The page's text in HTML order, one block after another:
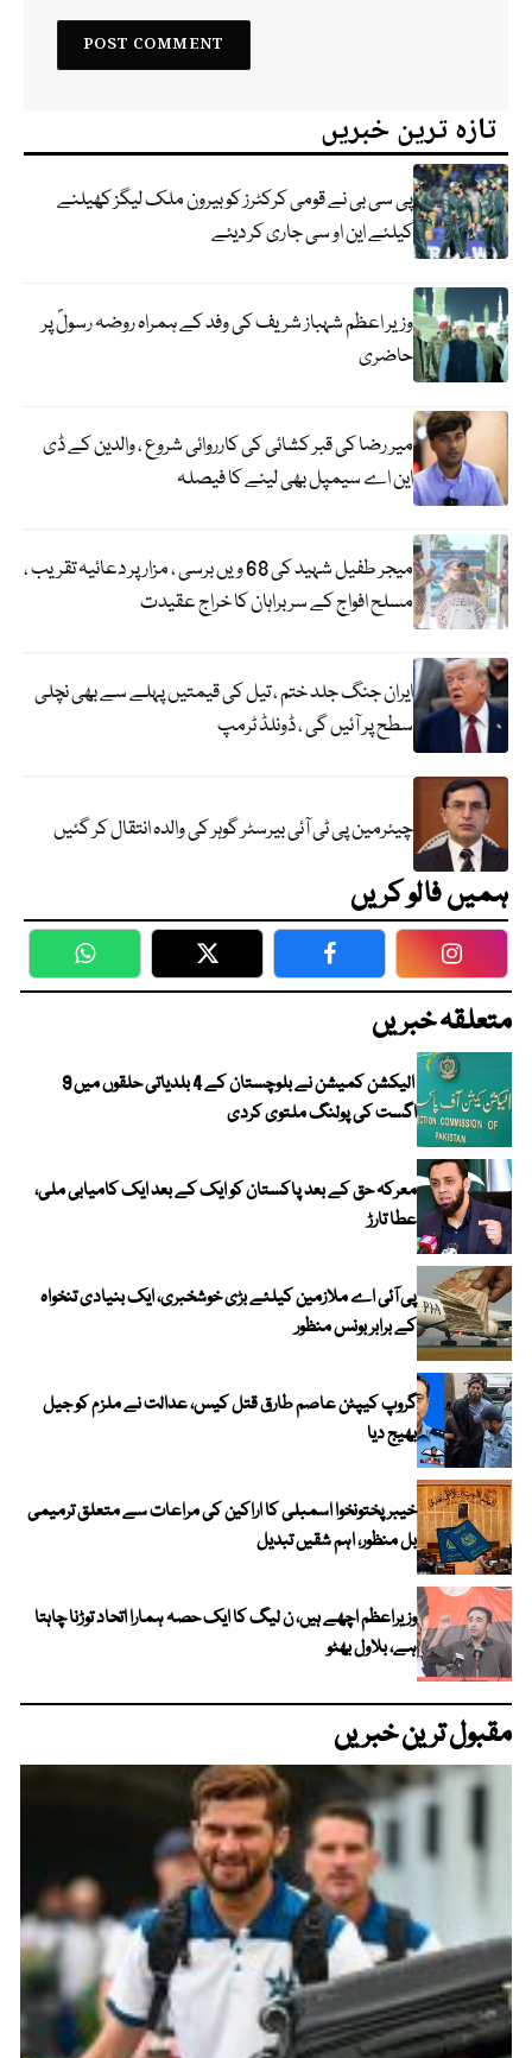
تازہ ترین خبریں
پی سی بی نے قومی کرکٹرز کو بیرون ملک لیگز کھیلنے
کیلئے این او سی جاری کر دیئے
وزیر اعظم شہباز شریف کی وفد کے ہمراہ روضہ رسولؐ پر
حاضری
میر رضا کی قبر کشائی کی کارروائی شروع ، والدین کے ڈی
این اے سیمپل بھی لینے کا فیصلہ
میجر طفیل شہید کی 68 ویں برسی ، مزار پر دعائیہ تقریب ،
مسلح افواج کے سربراہان کا خراج عقیدت
ایران جنگ جلد ختم ، تیل کی قیمتیں پہلے سے بھی نچلی
سطح پر آئیں گی ، ڈونلڈ ٹرمپ
چیئرمین پی ٹی آئی بیرسٹر گوہر کی والدہ انتقال کر گئیں
ہمیں فالو کریں
WhatsApp Twitter Facebook
متعلقہ خبریں
الیکشن کمیشن نے بلوچستان کے 4 بلدیاتی حلقوں میں 9
اگست کی پولنگ ملتوی کردی
معرکہ حق کے بعد پاکستان کو ایک کے بعد ایک کامیابی ملی،
عطا تارڑ
پی آئی اے ملازمین کیلئے بڑی خوشخبری، ایک بنیادی تنخواہ
کے برابر بونس منظور
گروپ کیپٹن عاصم طارق قتل کیس، عدالت نے ملزم کو جیل
بھیج دیا
خیبرپختونخوا اسمبلی کا اراکین کی مراعات سے متعلق ترمیمی
بل منظور، اہم شقیں تبدیل
وزیراعظم اچھے ہیں، ن لیگ کا ایک حصہ ہمارا اتحاد توڑنا چاہتا
ہے، بلاول بھٹو
مقبول ترین خبریں